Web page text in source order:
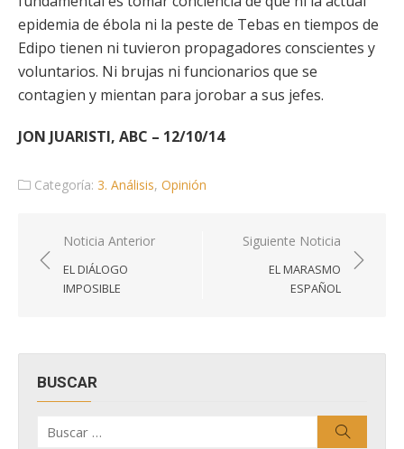
epidemia de ébola ni la peste de Tebas en tiempos de
Edipo tienen ni tuvieron propagadores conscientes y
voluntarios. Ni brujas ni funcionarios que se
contagien y mientan para jorobar a sus jefes.
JON JUARISTI, ABC – 12/10/14
Categoría: 3. Análisis, Opinión
Navegación
de
entradas
Noticia Anterior
EL DIÁLOGO
IMPOSIBLE
Siguiente Noticia
EL MARASMO
ESPAÑOL
BUSCAR
por: